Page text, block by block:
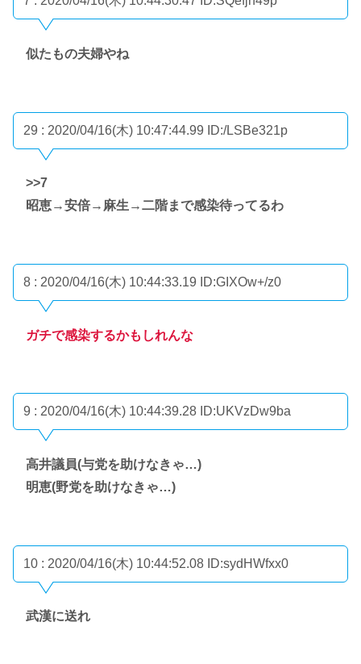
似たもの夫婦やね
29 : 2020/04/16(木) 10:47:44.99 ID:/LSBe321p
>>7
昭恵→安倍→麻生→二階まで感染待ってるわ
8 : 2020/04/16(木) 10:44:33.19 ID:GIXOw+/z0
ガチで感染するかもしれんな
9 : 2020/04/16(木) 10:44:39.28 ID:UKVzDw9ba
高井議員(与党を助けなきゃ…)
明恵(野党を助けなきゃ…)
10 : 2020/04/16(木) 10:44:52.08 ID:sydHWfxx0
武漢に送れ